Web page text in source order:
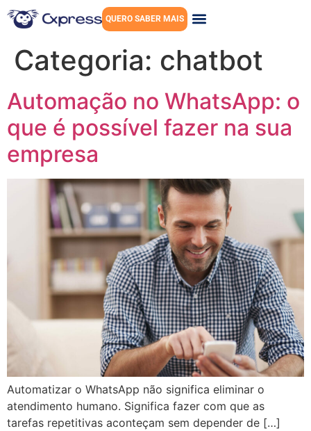
QUERO SABER MAIS
Categoria: chatbot
Automação no WhatsApp: o
que é possível fazer na sua
empresa
Automatizar o WhatsApp não significa eliminar o
atendimento humano. Significa fazer com que as
tarefas repetitivas aconteçam sem depender de […]